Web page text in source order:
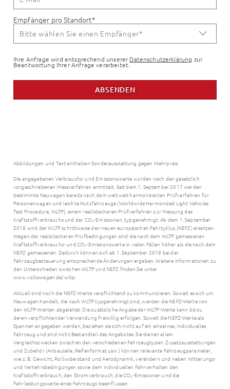
Empfänger pro Standort*
Ihre Anfrage wird entsprechend unsererDatenschutzerklärung zur
Beantwortung Ihrer Anfrage verarbeitet.
ABSENDEN
Abbildungen und Text enthalten Sonderausstattung gegen Mehrpreis.
Die angegebenen Verbrauchs- und Emissionswerte wurden nach den gesetzlich
vorgeschriebenen Messverfahren ermittelt. Seit dem 1. September 2017 werden
bestimmte Neuwagen bereits nach dem weltweit harmonisierten Prüfverfahren für
Personenwagen und leichte Nutzfahrzeuge (Worldwide Harmonized Light Vehicles
Test Procedure, WLTP), einem realistischeren Prüfverfahren zur Messung des
Kraftstoffverbrauchs und der CO₂-Emissionen, typgenehmigt. Ab dem 1. September
2018 wird der WLTP schrittweise den neuen europäischen Fahrzyklus (NEFZ) ersetzen.
Wegen der realistischeren Prüfbedingungen sind die nach dem WLTP gemessenen
Kraftstoffverbrauchs- und CO₂-Emissionswerte in vielen Fällen höher als die nach dem
NEFZ gemessenen. Dadurch können sich ab 1. September 2018 bei der
Fahrzeugbesteuerung entsprechende Änderungen ergeben. Weitere Informationen zu
den Unterschieden zwischen WLTP und NEFZ finden Sie unter
www.volkswagen.de/wltp.
Aktuell sind noch die NEFZ-Werte verpflichtend zu kommunizieren. Soweit es sich um
Neuwagen handelt, die nach WLTP typgenehmigt sind, werden die NEFZ-Werte von
den WLTP-Werten abgeleitet. Die zusätzliche Angabe der WLTP-Werte kann bis zu
deren verpflichtender Verwendung freiwillig erfolgen. Soweit die NEFZ-Werte als
Spannen angegeben werden, beziehen sie sich nicht auf ein einzelnes, individuelles
Fahrzeug und sind nicht Bestandteil des Angebotes. Sie dienen allein
Vergleichszwecken zwischen den verschiedenen Fahrzeugtypen. Zusatzausstattungen
und Zubehör (Anbauteile, Reifenformat usw.) können relevante Fahrzeugparameter,
wie z. B. Gewicht, Rollwiderstand und Aerodynamik, verändern und neben Witterungs-
und Verkehrsbedingungen sowie dem individuellen Fahrverhalten den
Kraftstoffverbrauch, den Stromverbrauch, die CO₂-Emissionen und die
Fahrleistungswerte eines Fahrzeugs beeinflussen.